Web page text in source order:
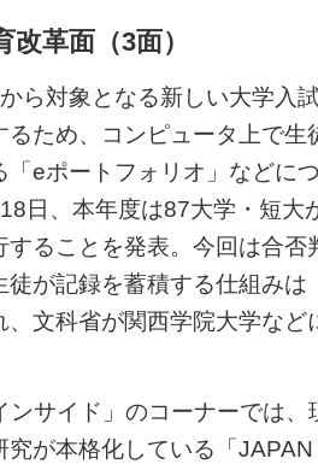
改革面（3面）
ら対象となる新しい大学入
るため、コンピュータ上で生
「eポートフォリオ」などに
日、本年度は87大学・短大
することを発表。今回は合否
徒が記録を蓄積する仕組みは
、文科省が関西学院大学など
ンサイド」のコーナーでは、
究が本格化している「